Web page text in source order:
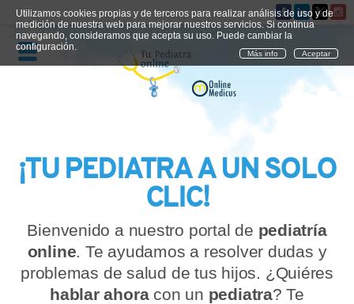
Utilizamos cookies propias y de terceros para realizar análisis de uso y de
medición de nuestra web para mejorar nuestros servicios. Si continua
navegando, consideramos que acepta su uso. Puede cambiar la
configuración.
Aceptar
Más info
QUIÉNES SOMOS
CÓMO FUNCIONA
CUADRO MÉDICO
CONSULTAS FRECUENTES
¡TU PEDIATRA A UN SOLO
CLIC!
Bienvenido a nuestro portal de pediatría
online. Te ayudamos a resolver dudas y
problemas de salud de tus hijos. ¿Quiéres
hablar ahoracon un pediatra? Te